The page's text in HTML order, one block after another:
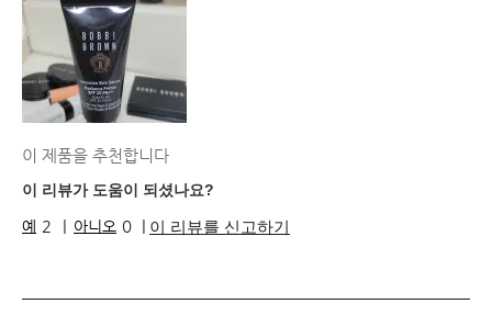
피부 타입
중성
피부 톤
피부 고민
제품 장점
내추럴 글로우, 즉각적인 효과, 지속성,
피부톤 보정
이 제품을 추천합니다
이 리뷰가 도움이 되셨나요?
2 0 이 리뷰를 신고하기